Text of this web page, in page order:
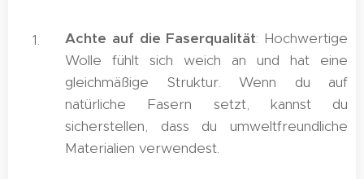
Achte auf die Faserqualität: Hochwertige
Wolle fühlt sich weich an und hat eine
gleichmäßige Struktur. Wenn du auf
natürliche Fasern setzt, kannst du
sicherstellen, dass du umweltfreundliche
Materialien verwendest.